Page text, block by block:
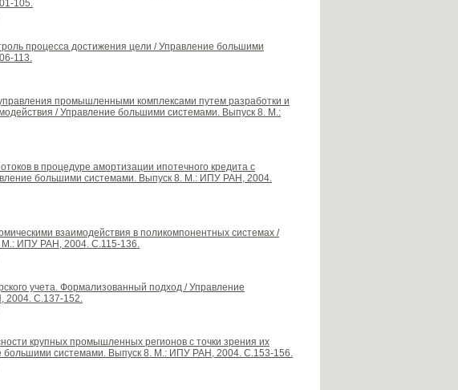
105.
процесса достижения цели / Управление большими
113.
промышленными комплексами путем разработки и
/ Управление большими системами. Выпуск 8. М.:
в процедуре амортизации ипотечного кредита с
большими системами. Выпуск 8. М.: ИПУ РАН, 2004.
взаимодействия в поликомпонентных системах /
М.: ИПУ РАН, 2004. С.115-136.
учета. Формализованный подход / Управление
2004. С.137-152.
крупных промышленных регионов с точки зрения их
большими системами. Выпуск 8. М.: ИПУ РАН, 2004. С.153-156.